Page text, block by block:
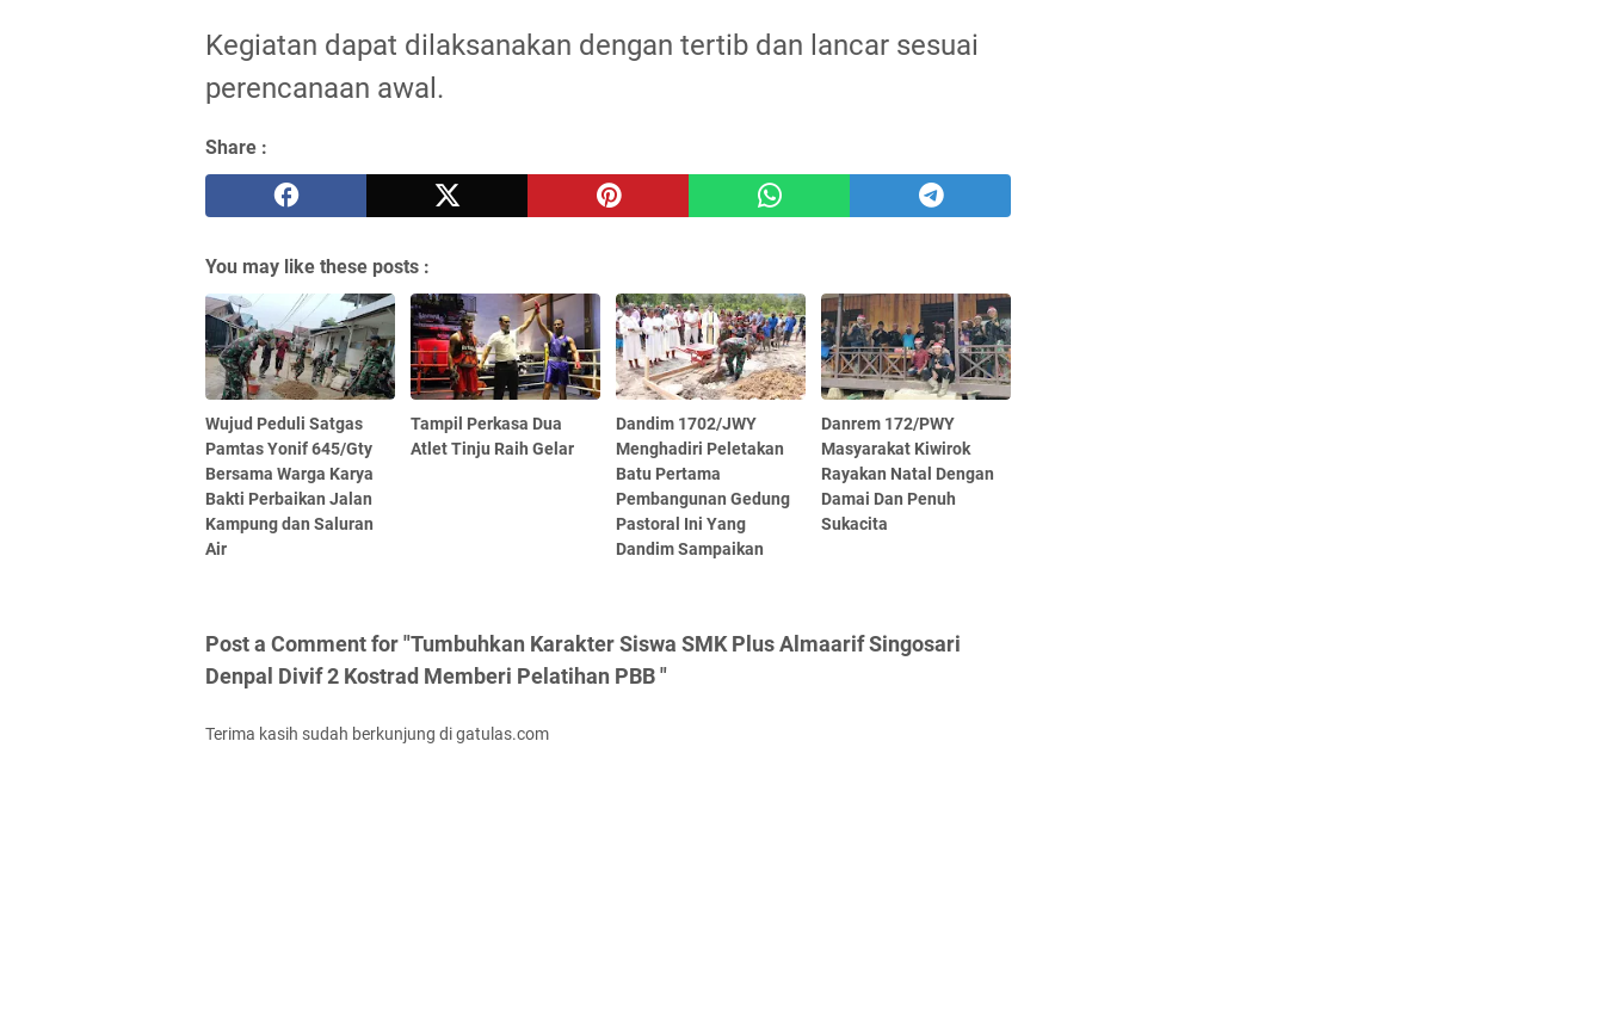
Kegiatan dapat dilaksanakan dengan tertib dan lancar sesuai
perencanaan awal.
Share :
You may like these posts :
Wujud Peduli Satgas
Pamtas Yonif 645/Gty
Bersama Warga Karya
Bakti Perbaikan Jalan
Kampung dan Saluran
Air
Tampil Perkasa Dua
Atlet Tinju Raih Gelar
Dandim 1702/JWY
Menghadiri Peletakan
Batu Pertama
Pembangunan Gedung
Pastoral Ini Yang
Dandim Sampaikan
Danrem 172/PWY
Masyarakat Kiwirok
Rayakan Natal Dengan
Damai Dan Penuh
Sukacita
Post a Comment for "Tumbuhkan Karakter Siswa SMK Plus Almaarif Singosari
Denpal Divif 2 Kostrad Memberi Pelatihan PBB "
Terima kasih sudah berkunjung di gatulas.com